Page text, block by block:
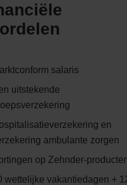
salaris
uitstekende
en
ambulante zorgen
op Zehnder-
wettelijke vakantiedagen +